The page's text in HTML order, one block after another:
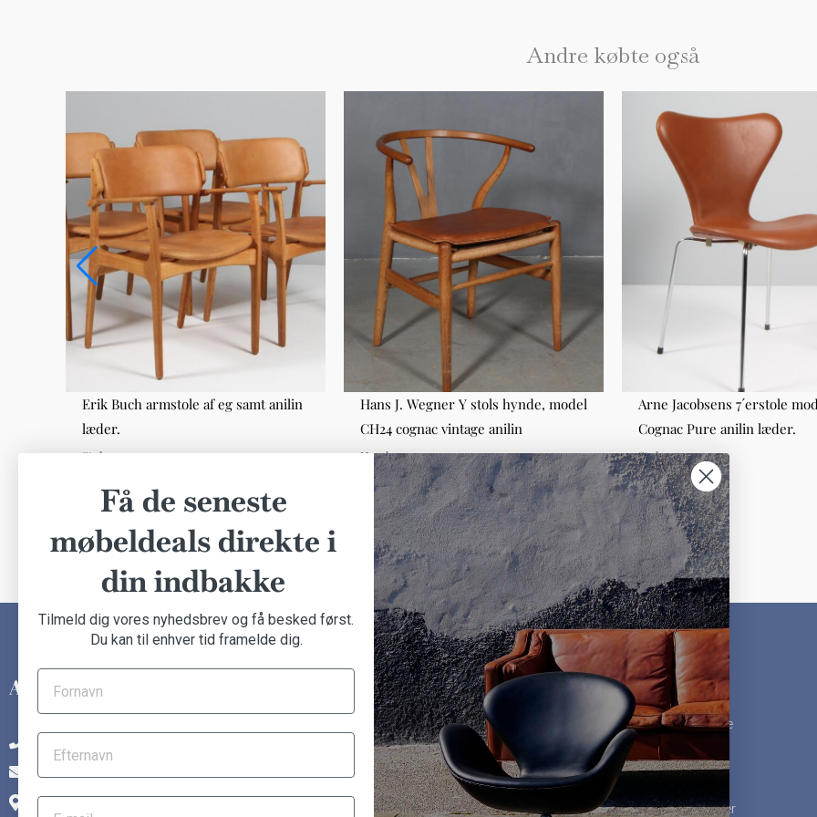
Andre købte også
Erik Buch armstole af eg samt anilin
læder.
Stole
Hans J. Wegner Y stols hynde, model
CH24 cognac vintage anilin
Hynder
DKK 400,00
Arne Jacobsens 7´erstole
Cognac Pure anilin læder.
Stole
DKK 2.800,00
Østre Gjesingvej 3, 6715 Esbjerg
INFORMATION
Om Another Classic
Handelsbetingelser
KUNDESERVICE
Kontakt os
Ofte stillede spørgsmål
Kundeudtalelser
Besøg showroom
MØBLER
Møbelklassikere
Designere
Opkøb af møbler
Få de seneste
møbeldeals direkte i
din indbakke
Tilmeld dig vores nyhedsbrev og få besked først.
Du kan til enhver tid framelde dig.